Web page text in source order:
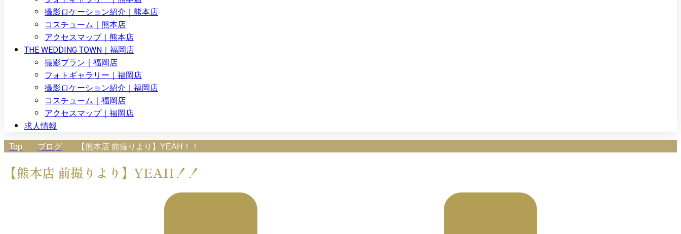
撮影ロケーション紹介｜熊本店
コスチューム｜熊本店
アクセスマップ｜熊本店
THE WEDDING TOWN｜福岡店
撮影プラン｜福岡店
フォトギャラリー｜福岡店
撮影ロケーション紹介｜福岡店
コスチューム｜福岡店
アクセスマップ｜福岡店
求人情報
Top ブログ 【熊本店 前撮りより】YEAH！！
【熊本店 前撮りより】YEAH！！